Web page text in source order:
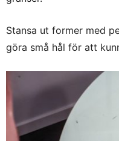
Stansa ut former med
göra små hål för att